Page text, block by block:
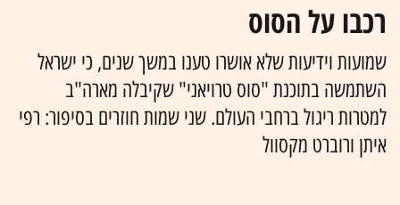
רכבו על הסוס
שמועות וידיעות שלא אושרו טענו במשך שנים, כי ישראל
השתמשה בתוכנת "סוס טרויאני" שקיבלה מארה"ב
למטרות ריגול ברחבי העולם. שני שמות חוזרים בסיפור: רפי
איתן ורוברט מקסוול